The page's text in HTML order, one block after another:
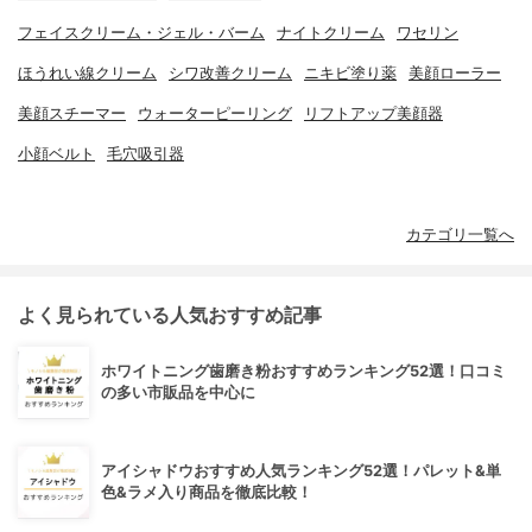
フェイスクリーム・ジェル・バーム ナイトクリーム ワセリン
ほうれい線クリーム シワ改善クリーム ニキビ塗り薬 美顔ローラー
美顔スチーマー ウォーターピーリング リフトアップ美顔器
小顔ベルト 毛穴吸引器
カテゴリ一覧へ
よく見られている人気おすすめ記事
ホワイトニング歯磨き粉おすすめランキング52選！口コミ
の多い市販品を中心に
アイシャドウおすすめ人気ランキング52選！パレット&単
色&ラメ入り商品を徹底比較！